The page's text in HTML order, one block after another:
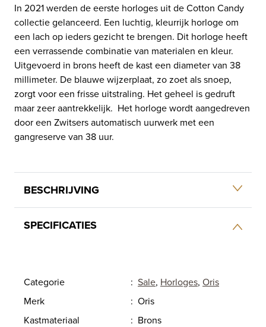
In 2021 werden de eerste horloges uit de Cotton Candy
collectie gelanceerd. Een luchtig, kleurrijk horloge om
een lach op ieders gezicht te brengen. Dit horloge heeft
een verrassende combinatie van materialen en kleur.
Uitgevoerd in brons heeft de kast een diameter van 38
millimeter. De blauwe wijzerplaat, zo zoet als snoep,
zorgt voor een frisse uitstraling. Het geheel is gedruft
maar zeer aantrekkelijk. Het horloge wordt aangedreven
door een Zwitsers automatisch uurwerk met een
gangreserve van 38 uur.
BESCHRIJVING
SPECIFICATIES
Categorie : Sale, Horloges, Oris
Merk
: Oris
Kastmateriaal
: Brons